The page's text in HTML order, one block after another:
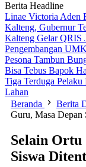
Berita Headline
Linae Victoria Aden
Kalteng, Gubernur
Kalteng Gelar QRIS
Pengembangan
Pesona Tambun
Bisa Tebus Bapok
Tiga Terduga
Lahan
Beranda
Berita
Guru, Masa
Selain Ortu
Siswa